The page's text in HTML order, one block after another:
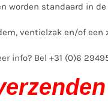
worden standaard in
ventielzak en/of
info? Bel +31 (0)6